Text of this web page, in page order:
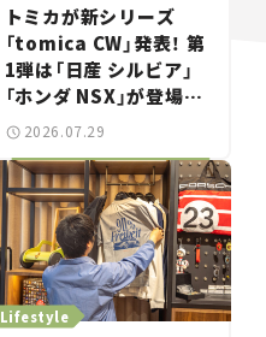
トミカが新シリーズ
「tomica CW」発表！ 第
1弾は「日産 シルビア」
「ホンダ NSX」が登場。
世界が注目す
とホビー】
2026.07.29
Lifestyle